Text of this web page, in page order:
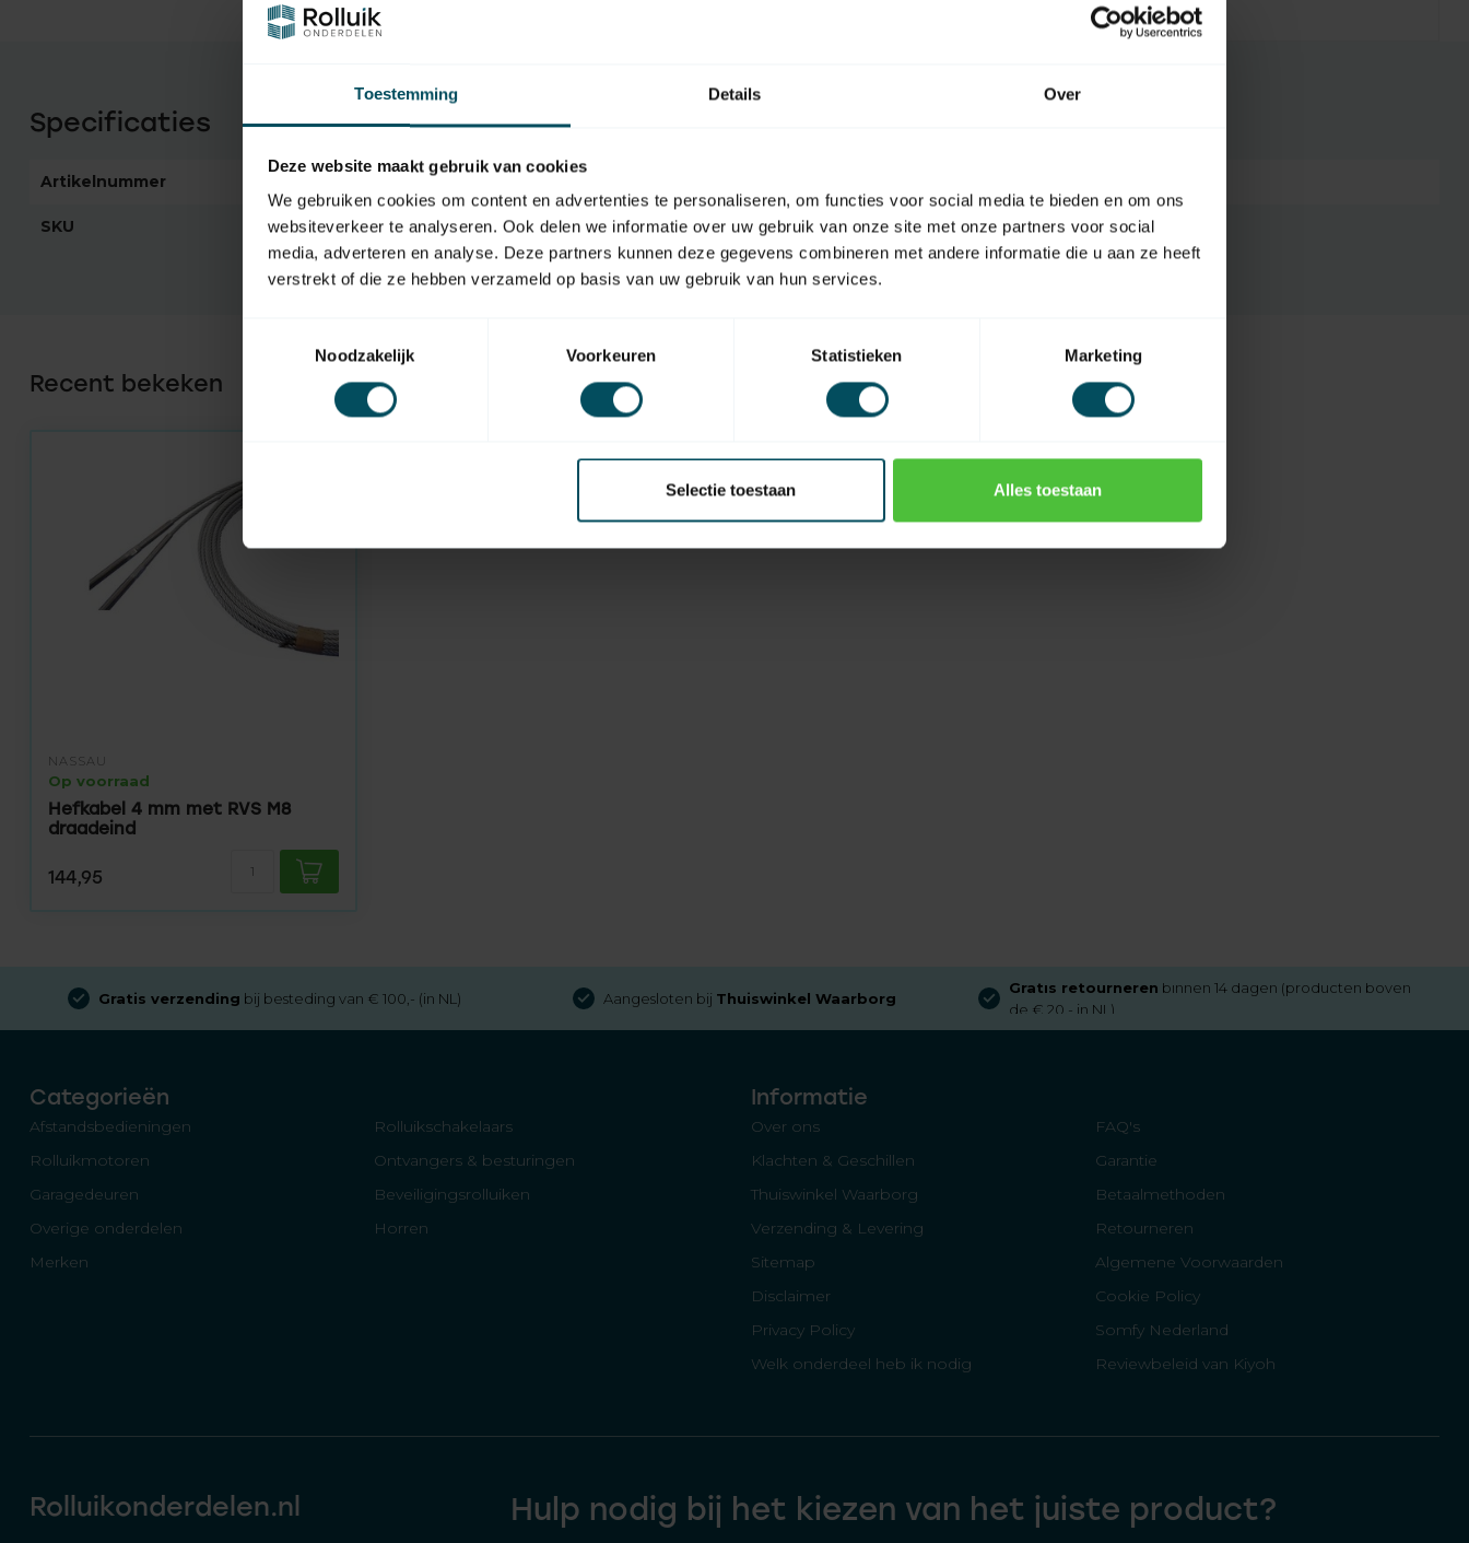
Toestemming Details Over
Deze website maakt gebruik van cookies
We gebruiken cookies om content en advertenties te personaliseren, om functies voor social media te bieden en om ons
websiteverkeer te analyseren. Ook delen we informatie over uw gebruik van onze site met onze partners voor social
media, adverteren en analyse. Deze partners kunnen deze gegevens combineren met andere informatie die u aan ze heeft
verstrekt of die ze hebben verzameld op basis van uw gebruik van hun services.
Noodzakelijk
Voorkeuren Statistieken Marketing
Selectie toestaan Alles toestaan
Specificaties
Artikelnummer
SKU 108012030
Recent bekeken
NASSAU
Op voorraad
Hefkabel 4 mm met RVS M8
draadeind
144,95
Gratis verzending bij besteding van € 100,- (in NL) Aangesloten bij Thuiswinkel Waarborg
Gratis retourneren binnen 14 dagen (producten boven
de € 20,- in NL)
Categorieën
Afstandsbedieningen
Rolluikschakelaars
Rolluikmotoren
Ontvangers & besturingen
Garagedeuren
Beveiligingsrolluiken
Overige onderdelen
Horren
Merken
Informatie
Over ons
FAQ's
Klachten & Geschillen
Garantie
Thuiswinkel Waarborg
Betaalmethoden
Verzending & Levering
Retourneren
Sitemap
Algemene Voorwaarden
Disclaimer
Cookie Policy
Privacy Policy
Somfy Nederland
Welk onderdeel heb ik nodig
Reviewbeleid van Kiyoh
Rolluikonderdelen.nl Hulp nodig bij het kiezen van het juiste product?